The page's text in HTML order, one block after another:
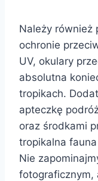
Należy również
ochronie
UV, okulary
absolutna
tropikach.
apteczkę
oraz środkami
tropikalna
Nie
fotograficznym,